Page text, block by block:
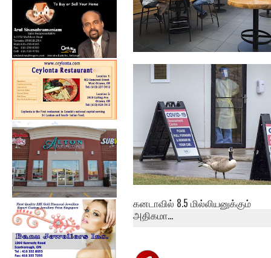
நகரத்திற்கு வெளியே உள்ள
வாடிக்கையாள...
கனடாவில் 8.5 மில்லியனுக்கும்
அதிகமா...